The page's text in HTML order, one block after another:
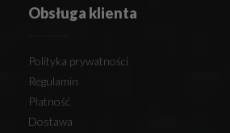
Obsługa klienta
Polityka prywatności
Regulamin
Płatność
Dostawa